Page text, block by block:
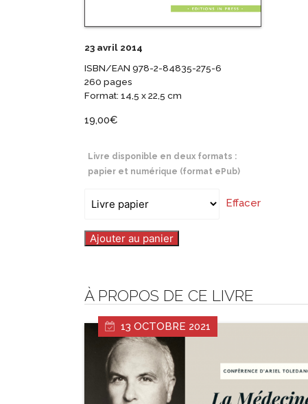
23 avril 2014
ISBN/EAN 978-2-84835-275-6
260 pages
Format: 14,5 x 22,5 cm
19,00€
Livre disponible en deux formats :
papier et numérique (format ePub)
Effacer
Ajouter au panier
À PROPOS DE CE LIVRE
13 OCTOBRE 2021